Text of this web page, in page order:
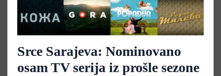
Srce Sarajeva: Nominovano
osam TV serija iz prošle sezone